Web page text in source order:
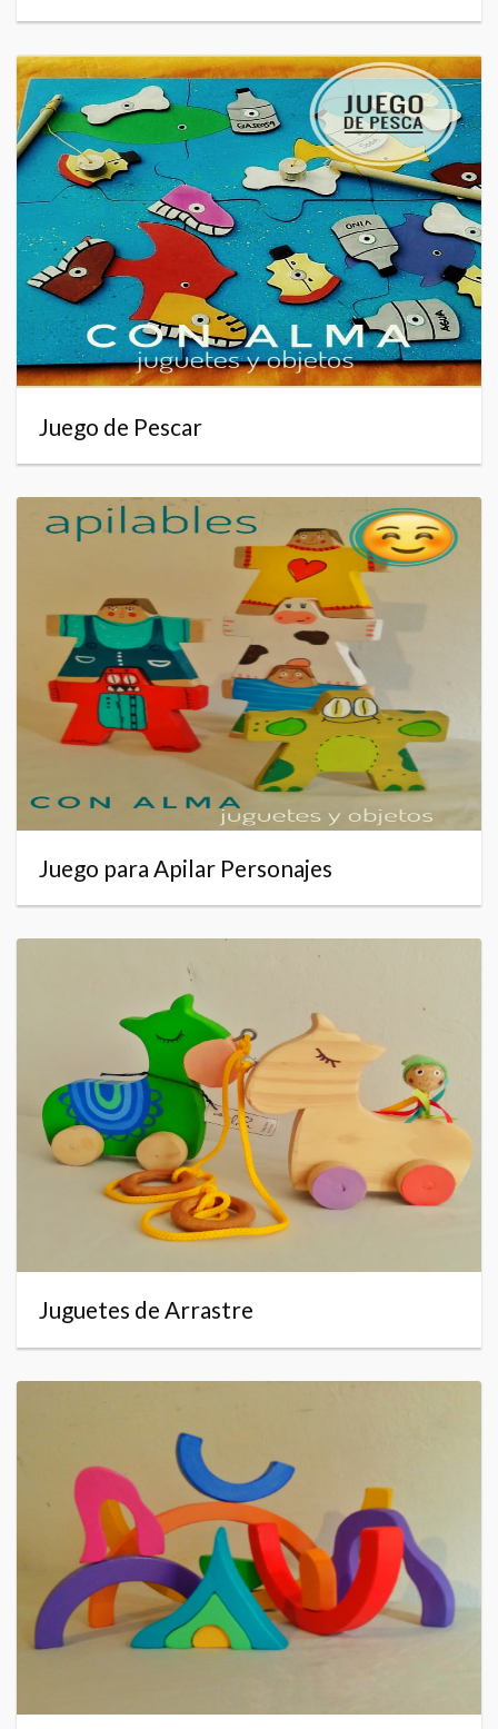
Juego de Pescar
Juego para Apilar Personajes
Juguetes de Arrastre